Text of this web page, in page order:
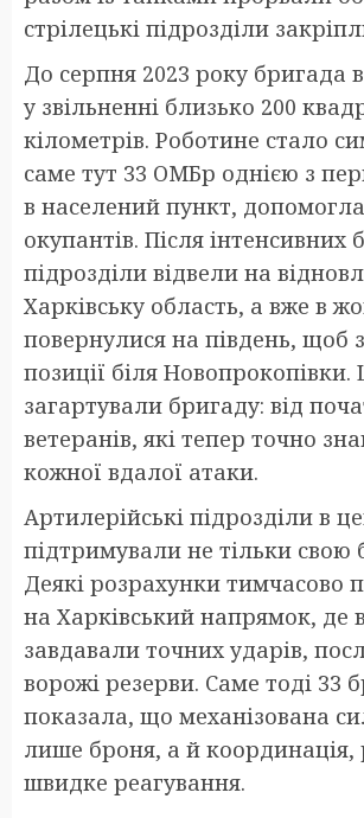
стрілецькі підрозділи
До серпня 2023 року бригада
у звільненні близько 200
кілометрів. Роботине стало
саме тут 33 ОМБр однією з
в населений пункт,
окупантів. Після інтенсивних
підрозділи відвели на
Харківську область, а вже в
повернулися на південь, щоб
позиції біля Новопрокопівки.
загартували бригаду: від
ветеранів, які тепер точно
кожної вдалої атаки.
Артилерійські підрозділи в
підтримували не тільки свою
Деякі розрахунки тимчасово
на Харківський напрямок, де
завдавали точних ударів,
ворожі резерви. Саме тоді 33
показала, що механізована
лише броня, а й координація,
швидке реагування.